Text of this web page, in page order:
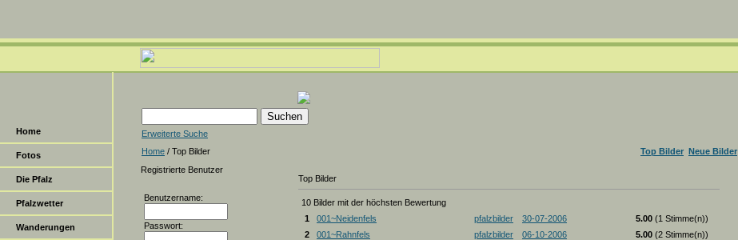
Home
Fotos
Die Pfalz
Pfalzwetter
Wanderungen
Erweiterte Suche
Home / Top Bilder Top Bilder Neue Bilder
Registrierte Benutzer
Benutzername:
Passwort:
Top Bilder
10 Bilder mit der höchsten Bewertung
1
001~Neidenfels pfalzbilder 30-07-2006 5.00 (1 Stimme(n))
2
001~Rahnfels pfalzbilder 06-10-2006 5.00 (2 Stimme(n))